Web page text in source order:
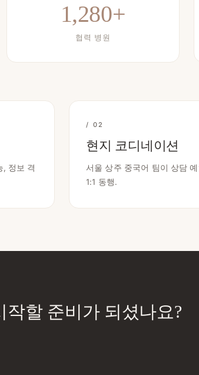
1,280+
협력 병원
, 정보 격
/ 02
현지 코디네이션
서울 상주 중국어 팀이 상담
1:1 동행.
할 준비가 되셨나요?